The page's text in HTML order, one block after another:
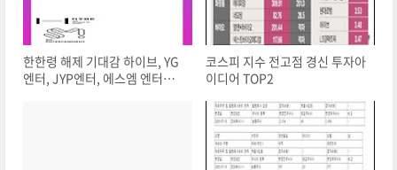
한한령 해제 기대감 하이브, YG
엔터, JYP엔터, 에스엠 엔터주
코스피 지수 전고점 경신 투자아
이디어 TOP2